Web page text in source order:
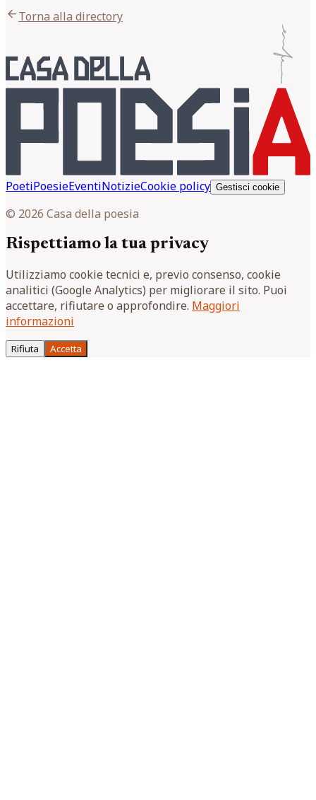
arrow_backTorna alla directory
PoetiPoesieEventiNotizieCookie policy Gestisci cookie
© 2026 Casa della poesia
Rispettiamo la tua privacy
Utilizziamo cookie tecnici e, previo consenso, cookie
analitici (Google Analytics) per migliorare il sito. Puoi
accettare, rifiutare o approfondire. Maggiori
informazioni
Rifiuta Accetta